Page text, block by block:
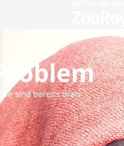
sind bereits dran.